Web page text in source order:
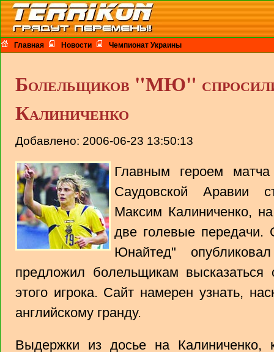
Главная Новости Чемпионат Украины
Болельщиков "МЮ"
Калиниченко
Добавлено: 2006-06-23 13:50:13
Главным героем
Саудовской Аравии
Максим Калиниченко,
две голевые передачи.
Юнайтед"
предложил болельщикам
этого игрока. Сайт намерен узнать,
английскому гранду.
Выдержки из досье на Калиниченко,